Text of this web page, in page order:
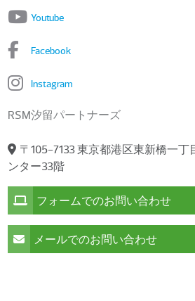
Youtube
Facebook
Instagram
RSM汐留パートナーズ
〒105-7133 東京都港区東新橋一
ンター33階
フォームでのお問い合わせ
メールでのお問い合わせ